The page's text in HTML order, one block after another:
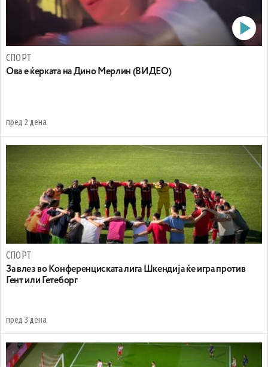
СПОРТ
Oва е ќерката на Дино Мерлин (ВИДЕО)
пред 2 дена
СПОРТ
За влез во Конференциската лига Шкендија ќе игра против
Гент или Гетеборг
пред 3 дена